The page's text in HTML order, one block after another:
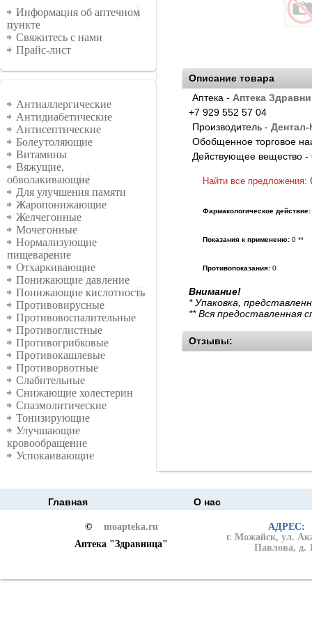
Информация
Информация об аптечном
пункте
Свяжитесь с нами
Прайс-лист
Группы
Антиаллергические
Антидиабетические
Антисептические
Болеутоляющие
Витамины
Вяжущие,
обволакивающие
Для улучшения памяти
Жаропонижающие
Желчегонные
Мочегонные
Нормализующие
пищеварение
Отхаркивающие
Понижающие давление
Понижающие кислотность
Противовирусные
Противовоспалительные
Противоглистные
Противогрибковые
Противокашлевые
Противорвотные
Слабительные
Снижающие холестерин
Спазмолитические
Тонизирующие
Улучшающие
кровообращение
Успокаивающие
Описание товара
Аптека - Аптека
+7 929 552 57 04
Производитель -
Обобщенное торговое
Действующее вещество -
Найти все предложения:
Фармакологическое действие:
Показания к примененю: 0 **
Противопоказания: 0
Внимание!
* Упаковка,
** Вся предоставленная
Отзывы:
Главная О нас
©
moapteka.ru
Аптека "Здравница"
АДРЕС:
г. Можайск, ул.
Павлова, д.